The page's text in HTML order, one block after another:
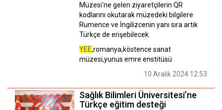
Müzesi'ne gelen ziyaretçilerin QR
kodlarını okutarak müzedeki bilgilere
Rumence ve İngilizcenin yanı sıra artık
Türkçe de erişebilecek.
YEE,romanya,köstence sanat
müzesi,yunus emre enstitüsü
10 Aralık 2024 12:53
Sağlık Bilimleri Üniversitesi’ne
Türkçe eğitim desteği